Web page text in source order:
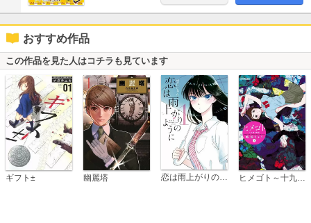
おすすめ作品
この作品を見た人はコチラも見ています
ギフト± 幽麗塔 恋は雨上がりのように